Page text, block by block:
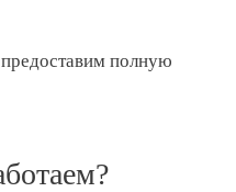
полную